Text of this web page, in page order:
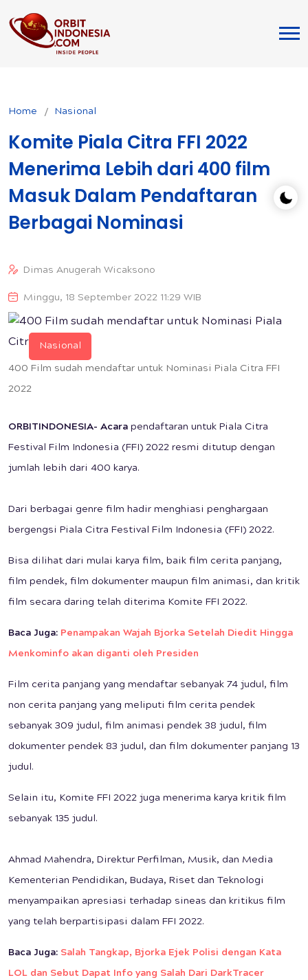
Home Nasional
Komite Piala Citra FFI 2022
Menerima Lebih dari 400 film
Masuk Dalam Pendaftaran
Berbagai Nominasi
Dimas Anugerah Wicaksono
Minggu, 18 September 2022 11:29 WIB
400 Film sudah mendaftar untuk Nominasi Piala Citra FFI
2022
Nasional
ORBITINDONESIA- Acara pendaftaran untuk Piala Citra
Festival Film Indonesia (FFI) 2022 resmi ditutup dengan
jumlah lebih dari 400 karya.
Dari berbagai genre film hadir menghiasi penghargaan
bergengsi Piala Citra Festival Film Indonesia (FFI) 2022.
Bisa dilihat dari mulai karya film, baik film cerita panjang,
film pendek, film dokumenter maupun film animasi, dan kritik
film secara daring telah diterima Komite FFI 2022.
Baca Juga: Penampakan Wajah Bjorka Setelah Diedit Hingga
Menkominfo akan diganti oleh Presiden
Film cerita panjang yang mendaftar sebanyak 74 judul, film
non cerita panjang yang meliputi film cerita pendek
sebanyak 309 judul, film animasi pendek 38 judul, film
dokumenter pendek 83 judul, dan film dokumenter panjang 13
judul.
Selain itu, Komite FFI 2022 juga menerima karya kritik film
sebanyak 135 judul.
Ahmad Mahendra, Direktur Perfilman, Musik, dan Media
Kementerian Pendidikan, Budaya, Riset dan Teknologi
menyampaikan apresiasi terhadap sineas dan kritikus film
yang telah berpartisipasi dalam FFI 2022.
Baca Juga: Salah Tangkap, Bjorka Ejek Polisi dengan Kata
LOL dan Sebut Dapat Info yang Salah Dari DarkTracer